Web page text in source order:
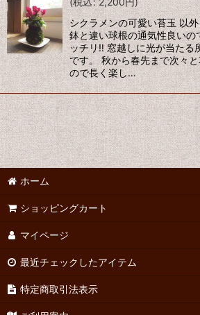
絞り込む
シクラメンの可愛い苔玉 以
鉢と違い球根の通気性良いの
ッチリ‼ 窓越しに光が当たる
です。 秋から春先まで次々
ので長く楽し…
ホーム
ショッピングカート
マイページ
最近チェックしたアイテム
特定商取引法表示